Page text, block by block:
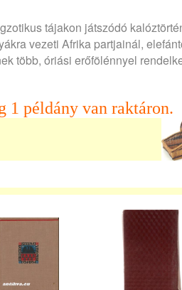
tájakon játszódó
vezeti Afrika partjainál,
több, óriási erőfölénnyel
példány van raktáron.